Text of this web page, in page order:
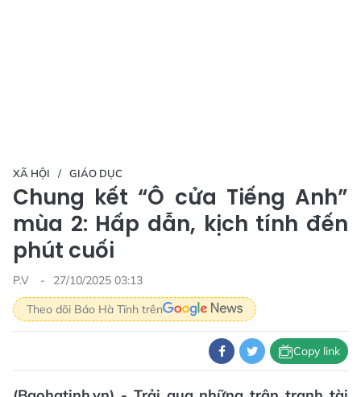
XÃ HỘI GIÁO DỤC
Chung kết “Ô cửa Tiếng Anh”
mùa 2: Hấp dẫn, kịch tính đến
phút cuối
P.V
27/10/2025 03:13
Theo dõi Báo Hà Tĩnh trên
Copy link